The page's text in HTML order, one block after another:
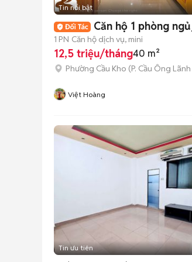
Tin nổi bật
Căn hộ 1 phòng
1 PN Căn hộ dịch vụ, mini
12,5 triệu/tháng40 m²
Phường Cầu Kho (P. Cầu Ông Lãnh
Việt Hoàng
Tin ưu tiên